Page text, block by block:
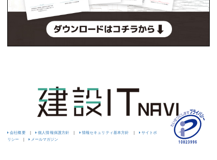
会社概要| 個人情報保護方針 | 情報セキュリティ基本方針 |
サイトポ
リシー | メールマガジン